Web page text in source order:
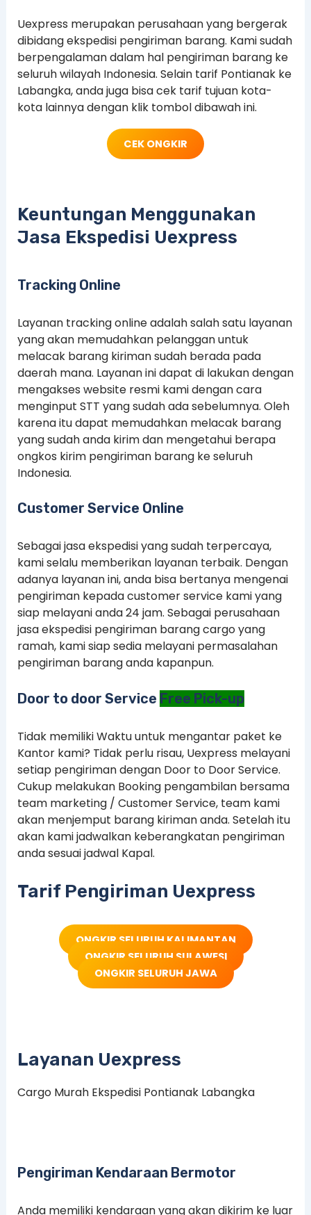
Uexpress merupakan perusahaan yang bergerak
dibidang ekspedisi pengiriman barang. Kami sudah
berpengalaman dalam hal pengiriman barang ke
seluruh wilayah Indonesia. Selain tarif Pontianak ke
Labangka, anda juga bisa cek tarif tujuan kota-
kota lainnya dengan klik tombol dibawah ini.
CEK ONGKIR
Keuntungan Menggunakan
Jasa Ekspedisi Uexpress
Tracking Online
Layanan tracking online adalah salah satu layanan
yang akan memudahkan pelanggan untuk
melacak barang kiriman sudah berada pada
daerah mana. Layanan ini dapat di lakukan dengan
mengakses website resmi kami dengan cara
menginput STT yang sudah ada sebelumnya. Oleh
karena itu dapat memudahkan melacak barang
yang sudah anda kirim dan mengetahui berapa
ongkos kirim pengiriman barang ke seluruh
Indonesia.
Customer Service Online
Sebagai jasa ekspedisi yang sudah terpercaya,
kami selalu memberikan layanan terbaik. Dengan
adanya layanan ini, anda bisa bertanya mengenai
pengiriman kepada customer service kami yang
siap melayani anda 24 jam. Sebagai perusahaan
jasa ekspedisi pengiriman barang cargo yang
ramah, kami siap sedia melayani permasalahan
pengiriman barang anda kapanpun.
Door to door Service Free Pick-up
Tidak memiliki Waktu untuk mengantar paket ke
Kantor kami? Tidak perlu risau, Uexpress melayani
setiap pengiriman dengan Door to Door Service.
Cukup melakukan Booking pengambilan bersama
team marketing / Customer Service, team kami
akan menjemput barang kiriman anda. Setelah itu
akan kami jadwalkan keberangkatan pengiriman
anda sesuai jadwal Kapal.
Tarif Pengiriman Uexpress
ONGKIR SELURUH KALIMANTAN
ONGKIR SELURUH SULAWESI
ONGKIR SELURUH JAWA
Layanan Uexpress
Cargo Murah Ekspedisi Pontianak Labangka
Pengiriman Kendaraan Bermotor
Anda memiliki kendaraan yang akan dikirim ke luar